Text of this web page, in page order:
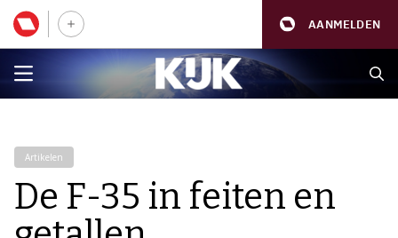
AANMELDEN
Artikelen
De F-35 in feiten en